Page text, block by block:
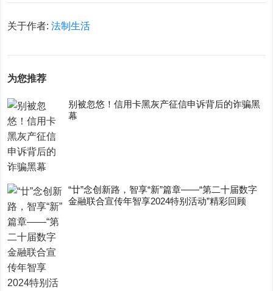
关于作者:法制生活
为您推荐
别被忽悠！信用卡黑灰产征信申诉背后的诈骗黑
幕
“廿”念创新路，智享“新”篇章——“第二十届数字
金融联合宣传年智享2024特别活动”精彩回顾